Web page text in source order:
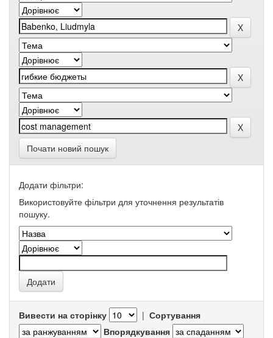
Почати новий пошук
Додати фільтри:
Використовуйте фільтри для уточнення результатів
пошуку.
Вивести на сторінку | Сортування
Впорядкування